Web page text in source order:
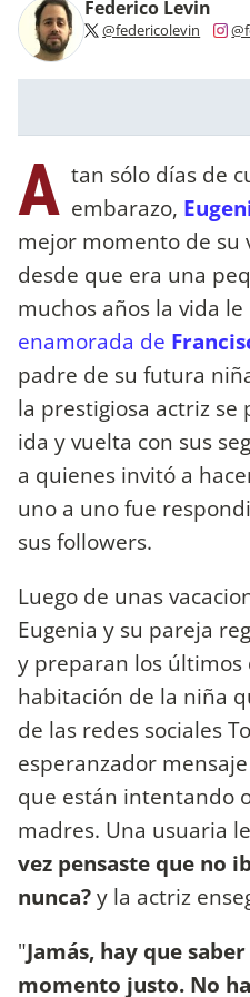
Federico Levin
@federicolevin
A tan sólo días de
embarazo,
mejor momento de su
desde que era una
muchos años la vida
enamorada de
padre de su futura
la prestigiosa actriz
ida y vuelta con sus
a quienes invitó a
uno a uno fue
sus followers.
Luego de unas
Eugenia y su pareja
y preparan los últimos
habitación de la niña
de las redes sociales
esperanzador
que están intentando
madres. Una usuaria
vez pensaste que no
nunca?y la actriz
"Jamás, hay que
momento justo. No